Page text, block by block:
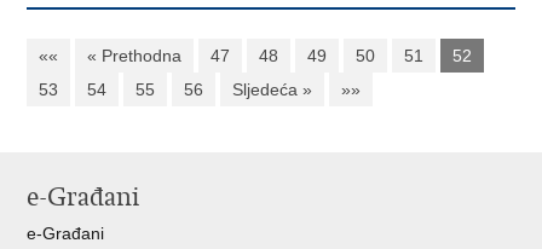
«« « Prethodna 47 48 49 50 51
52
53
54 55 56 Sljedeća » »»
e-Građani
e-Građani